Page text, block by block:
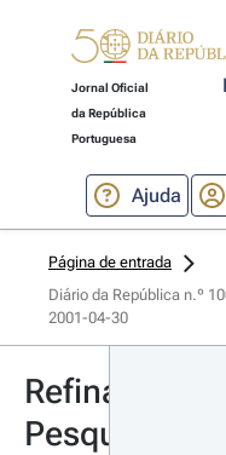
Jornal Oficial
da República
Portuguesa
Ajuda
Página de entrada
Diário da República n.º
2001-04-30
Refinar
Pesquisa